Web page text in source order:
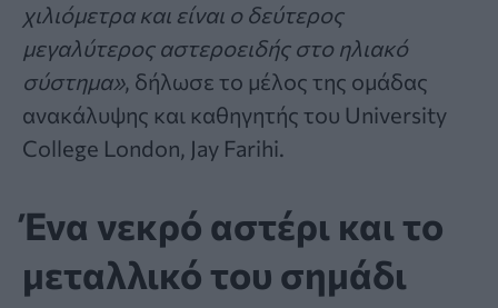
χιλιόμετρα και είναι ο δεύτερος
μεγαλύτερος αστεροειδής στο ηλιακό
σύστημα», δήλωσε το μέλος της ομάδας
ανακάλυψης και καθηγητής του University
College London, Jay Farihi.
Ένα νεκρό αστέρι και το
μεταλλικό του σημάδι